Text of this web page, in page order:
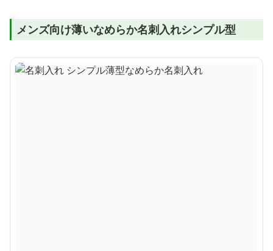
メンズ向け薄いなめらか名刺入れシンプル型